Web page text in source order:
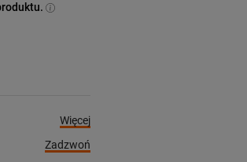
Więcej
Zadzwoń